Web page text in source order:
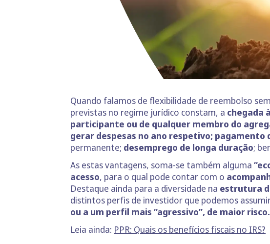
Quando falamos de flexibilidade de reembolso
previstas no regime jurídico constam, a chegada
participante ou de qualquer membro do
gerar despesas no ano respetivo; pagamento
permanente; desemprego de longa duração;
As estas vantagens, soma-se também alguma
acesso, para o qual pode contar com o
Destaque ainda para a diversidade na estrutura
distintos perfis de investidor que podemos
ou a um perfil mais “agressivo”, de maior risco.
Leia ainda: PPR: Quais os benefícios fiscais no IRS?